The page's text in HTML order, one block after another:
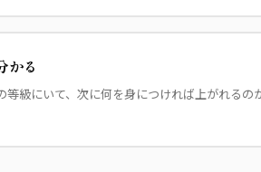
かる
等級にいて、次に何を身につければ上がれるの